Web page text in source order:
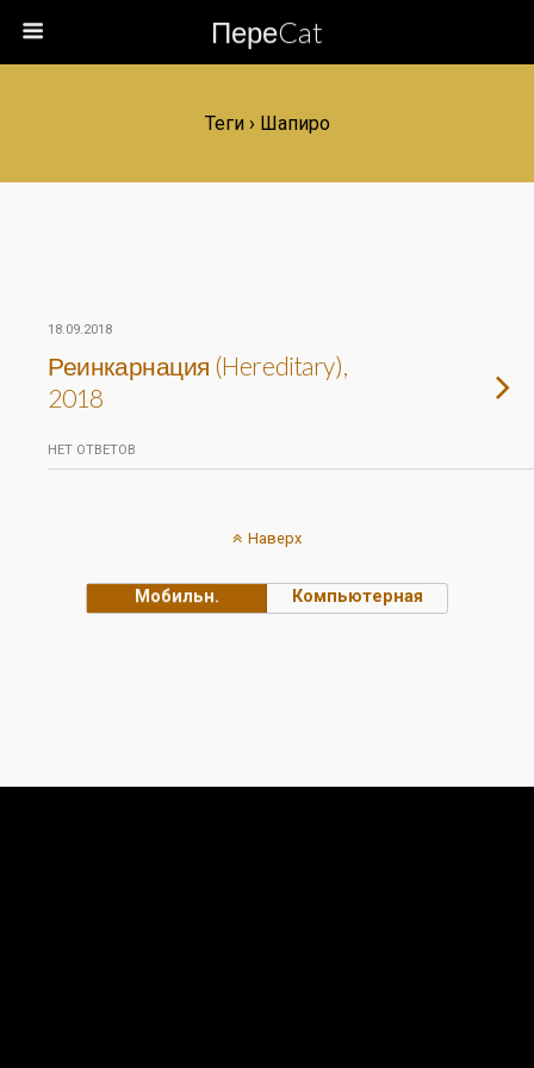
ПереCat
Теги › Шапиро
18.09.2018
Реинкарнация (Hereditary),
2018
НЕТ ОТВЕТОВ
Наверх
Мобильн. Компьютерная